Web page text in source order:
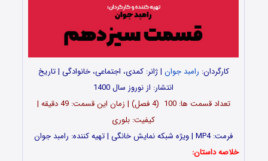
کارگردان: رامبد جوان | ژانر: کمدی، اجتماعی، خانوادگی | تاریخ
انتشار: از نوروز سال 1400
تعداد قسمت ها: 100 (4 فصل) | زمان این قسمت: 49 دقیقه |
کیفیت: بلوری
فرمت: MP4 | ویژه شبکه نمایش خانگی | تهیه کننده: رامبد جوان
خلاصه داستان: